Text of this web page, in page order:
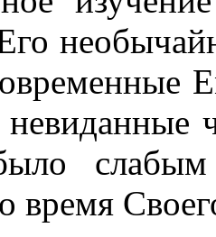
невиданные
время